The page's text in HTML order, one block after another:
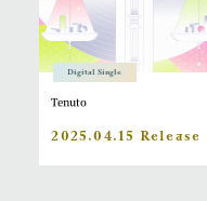
Digital Single
Tenuto
2025.04.15 Release